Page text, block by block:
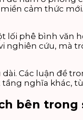
cảm thức
lối phê bình văn
cứu, mà
Các luận đề
nghĩa khác,
bên trong